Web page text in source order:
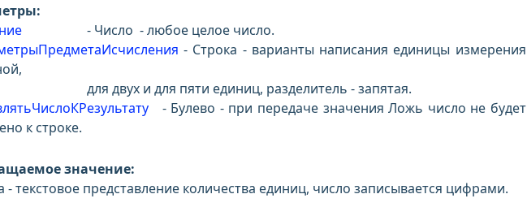
- Число - любое целое число.
- Строка - варианты написания единицы измерения
и для пяти единиц, разделитель - запятая.
- Булево - при передаче значения Ложь число не будет
к строке.
значение:
- текстовое представление количества единиц, число записывается цифрами.